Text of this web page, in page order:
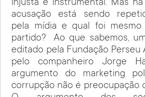
injusta e instrumental. Mas
acusação está sendo
pela mídia e qual foi
partido? Ao que sabemos,
editado pela Fundação Perseu
pelo companheiro Jorge
argumento do marketing
corrupção não é preocupação